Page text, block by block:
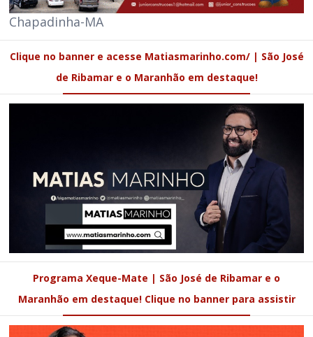
Chapadinha-MA
Clique no banner e acesse Matiasmarinho.com/ | São José
de Ribamar e o Maranhão em destaque!
Programa Xeque-Mate | São José de Ribamar e o
Maranhão em destaque! Clique no banner para assistir